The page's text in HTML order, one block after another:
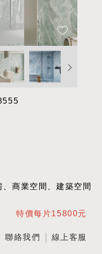
商業空間、建築空間
特價每片15800元
聯絡我們 線上客服